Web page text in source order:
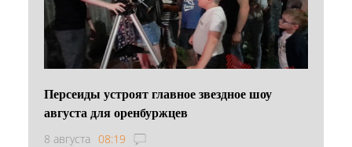
Персеиды устроят главное звездное шоу
августа для оренбуржцев
8 августа 08:19